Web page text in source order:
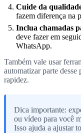
Cuide da
fazem diferença na
Inclua chamadas
deve fazer em
WhatsApp.
Também vale usar
automatizar parte desse
rapidez.
Dica importante:
ou vídeo para você
Isso ajuda a ajustar